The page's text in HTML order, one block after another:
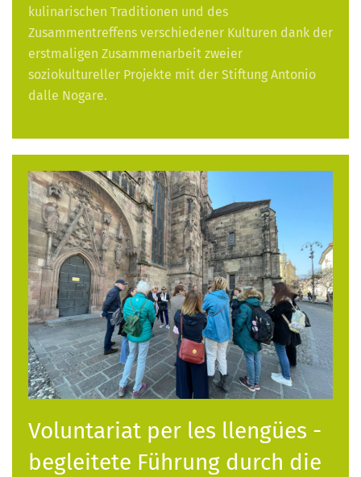
kulinarischen Traditionen und des
Zusammentreffens verschiedener Kulturen dank der
erstmaligen Zusammenarbeit zweier
soziokultureller Projekte mit der Stiftung Antonio
dalle Nogare.
Voluntariat per les llengües -
begleitete Führung durch die